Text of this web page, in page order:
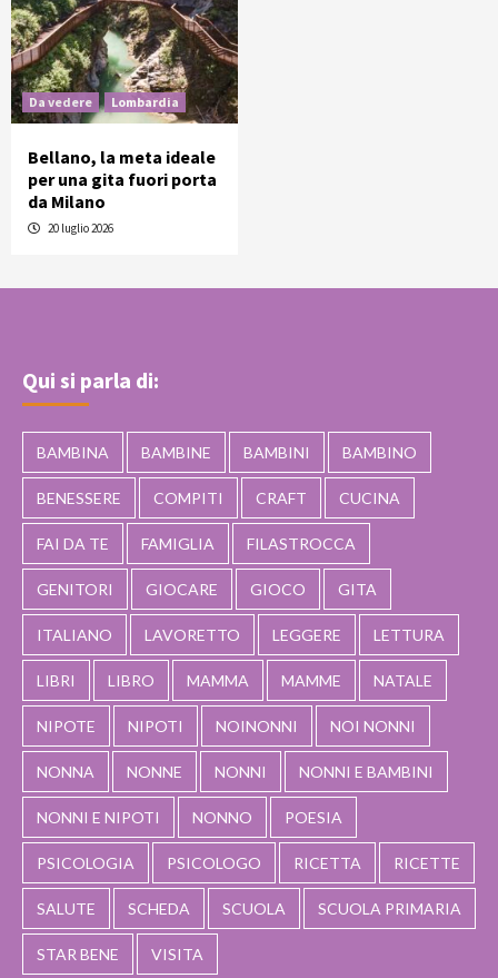
Da vedere Lombardia
Bellano, la meta ideale
per una gita fuori porta
da Milano
20 luglio 2026
Qui si parla di:
BAMBINA BAMBINE BAMBINI BAMBINO
BENESSERE COMPITI CRAFT CUCINA
FAI DA TE FAMIGLIA FILASTROCCA
GENITORI GIOCARE GIOCO GITA
ITALIANO LAVORETTO LEGGERE LETTURA
LIBRI LIBRO MAMMA MAMME NATALE
NIPOTE NIPOTI NOINONNI NOI NONNI
NONNA NONNE NONNI NONNI E BAMBINI
NONNI E NIPOTI NONNO POESIA
PSICOLOGIA PSICOLOGO RICETTA RICETTE
SALUTE SCHEDA SCUOLA SCUOLA PRIMARIA
STAR BENE VISITA